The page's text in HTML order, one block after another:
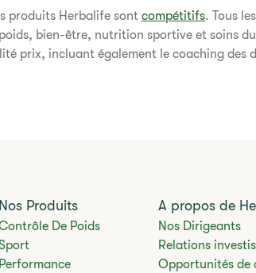
produits Herbalife sont compétitifs. Tous
bien-être, nutrition sportive et soins
prix, incluant également le coaching des
Nos Produits
De Poids
Performance
A propos de
Nos Dirigeants
Relations
Opportunités de